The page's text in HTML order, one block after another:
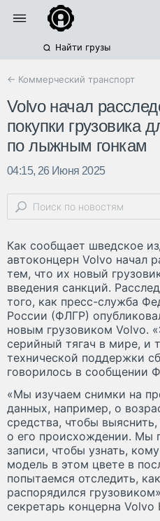
Найти грузы
← Коммерческий транспорт
Volvo начал
покупки грузовика
по лыжным гонкам
04:15, 26 Июня 2025
Как сообщает шведское
автоконцерн Volvo начал
тем, что их новый
введения санкций.
того, как пресс-служба
России (ФЛГР)
новым грузовиком Volvo.
серийный тягач в мире, и
технической поддержки
говорилось в сообщении
«Мы изучаем снимки на
данных, например, о
средства, чтобы
о его происхождении. Мы
записи, чтобы узнать,
модель в этом цвете в
попытаемся отследить,
распорядился
секретарь концерна Volvo